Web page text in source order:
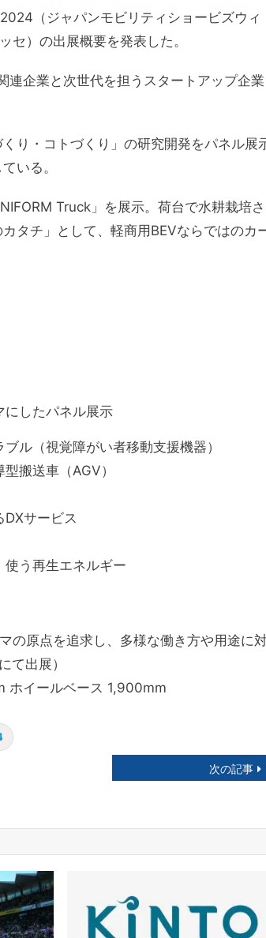
（ジャパンモビリティショービズウィ
セ）の出展概要を発表した。
企業と次世代を担うスタートアップ企業
り・コトづくり」の研究開発をパネル展
いる。
Truck」を展示。荷台で水耕栽培さ
タチ」として、軽商用BEVならではのカ
にしたパネル展示
ル（視覚障がい者移動支援機器）
搬送車（AGV）
サービス
う再生エネルギー
の原点を追求し、多様な働き方や用途に
て出展）
ホイールベース 1,900mm
次の記事